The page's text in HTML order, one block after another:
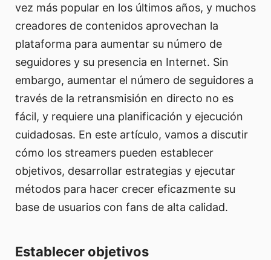
vez más popular en los últimos años, y muchos
creadores de contenidos aprovechan la
plataforma para aumentar su número de
seguidores y su presencia en Internet. Sin
embargo, aumentar el número de seguidores a
través de la retransmisión en directo no es
fácil, y requiere una planificación y ejecución
cuidadosas. En este artículo, vamos a discutir
cómo los streamers pueden establecer
objetivos, desarrollar estrategias y ejecutar
métodos para hacer crecer eficazmente su
base de usuarios con fans de alta calidad.
Establecer objetivos